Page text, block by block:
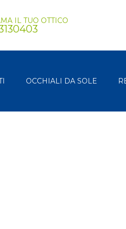
IL TUO OTTICO
OCCHIALI DA SOLE